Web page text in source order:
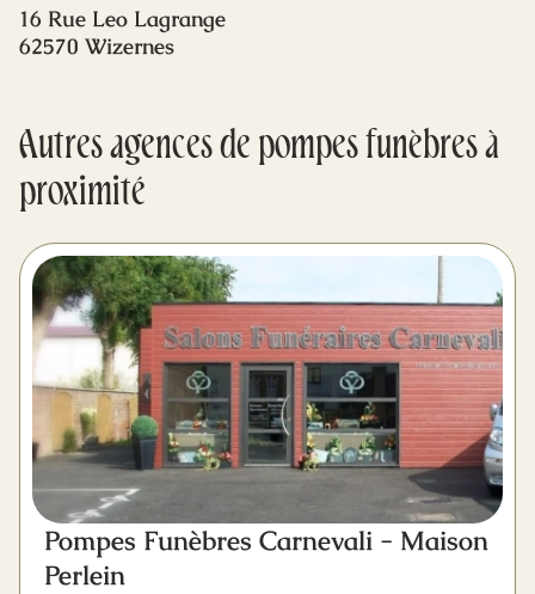
16 Rue Leo Lagrange
62570 Wizernes
Autres agences de pompes funèbres à
proximité
Pompes Funèbres Carnevali - Maison
Perlein